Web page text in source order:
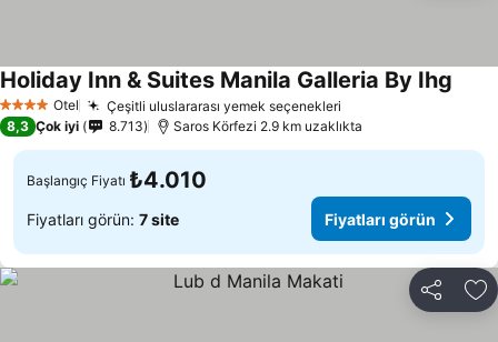
4 Yıldız Otel Çeşitli uluslararası yemek seçenekleri
Holiday Inn & Suites Manila Galleria By Ihg
8,3 Çok iyi 8.713 Saros Körfezi 2.9 km uzaklıkta
Başlangıç Fiyatı ₺4.010
Fiyatları görün: 7 site Fiyatları görün
Paylaş